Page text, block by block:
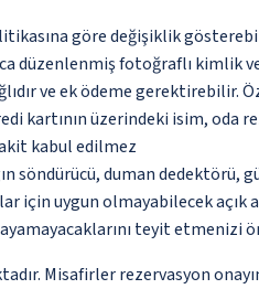
göre değişiklik
düzenlenmiş fotoğraflı kimlik
ve ek ödeme gerektirebilir.
kartının üzerindeki isim, oda
kabul edilmez
söndürücü, duman dedektörü,
için uygun olmayabilecek
teyit etmenizi
Misafirler rezervasyon